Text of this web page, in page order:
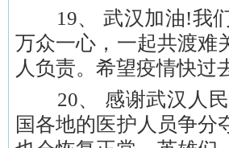
19、 武汉加油!我们
万众一心，一起共渡难
人负责。希望疫情快过
20、 感谢武汉人民
国各地的医护人员争分